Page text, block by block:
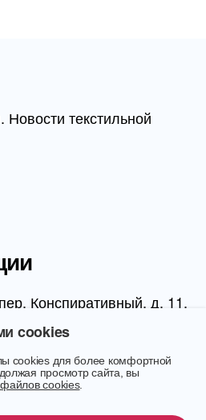
текстильной
Конспиративный, д. 11,
cookies
cookies для более комфортной
просмотр сайта, вы
файлов cookies.